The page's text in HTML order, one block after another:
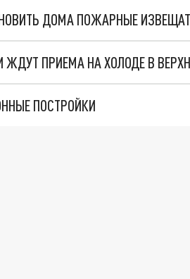
ЖДУТ ПРИЕМА НА ХОЛОДЕ В
ПОСТРОЙКИ